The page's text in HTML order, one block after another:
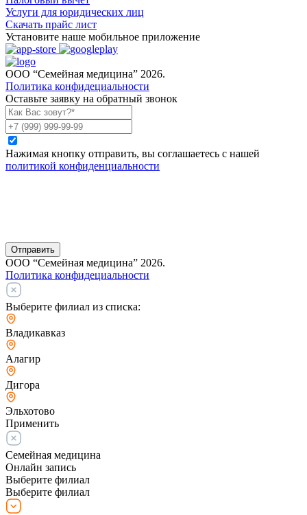
Услуги для юридических лиц
Скачать прайс лист
Установите наше мобильное приложение
ООО “Семейная медицина” 2026.
Политика конфидециальности
Оставьте заявку на обратный звонок
Нажимая кнопку отправить, вы соглашаетесь с нашей
политикой конфиденциальности
Отправить
ООО “Семейная медицина” 2026.
Политика конфидециальности
Выберите филиал из списка:
Владикавказ
Алагир
Дигора
Эльхотово
Применить
Семейная медицина
Онлайн запись
Выберите филиал
Выберите филиал